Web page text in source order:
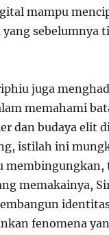
mampu
yang sebelumnya
juga
memahami
dan budaya elit
istilah ini
membingungkan,
memakainya,
fenomena